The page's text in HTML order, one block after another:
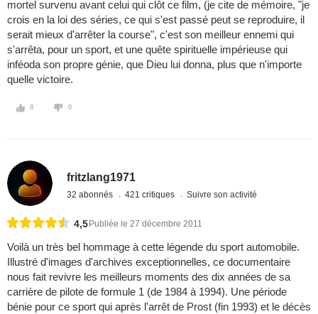
mortel survenu avant celui qui clôt ce film, (je cite de mémoire, "je
crois en la loi des séries, ce qui s'est passé peut se reproduire, il
serait mieux d'arrêter la course", c'est son meilleur ennemi qui
s'arrêta, pour un sport, et une quête spirituelle impérieuse qui
inféoda son propre génie, que Dieu lui donna, plus que n'importe
quelle victoire.
0 0
fritzlang1971
32 abonnés 421 critiques Suivre son activité
4,5 Publiée le 27 décembre 2011
Voilà un très bel hommage à cette légende du sport automobile.
Illustré d'images d'archives exceptionnelles, ce documentaire
nous fait revivre les meilleurs moments des dix années de sa
carrière de pilote de formule 1 (de 1984 à 1994). Une période
bénie pour ce sport qui après l'arrêt de Prost (fin 1993) et le décès